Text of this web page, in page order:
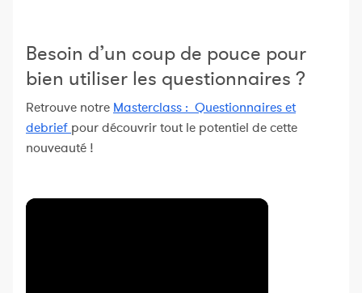
Besoin d’un coup de pouce pour
bien utiliser les questionnaires ?
Retrouve notre Masterclass : Questionnaires et
debrief pour découvrir tout le potentiel de cette
nouveauté !